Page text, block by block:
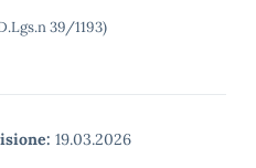
39/1193)
19.03.2026